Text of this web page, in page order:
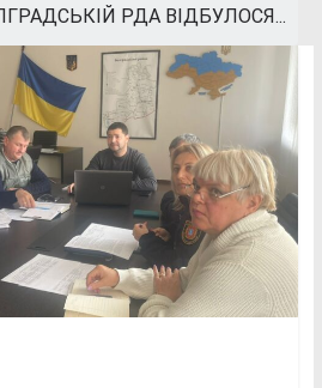
РДА ВІДБУЛОСЯ...